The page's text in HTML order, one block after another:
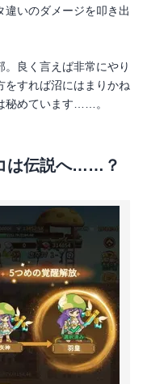
違いのダメージを叩き出
。良く言えば非常にやり
をすれば沼にはまりかね
秘めています……。
は伝説へ……？